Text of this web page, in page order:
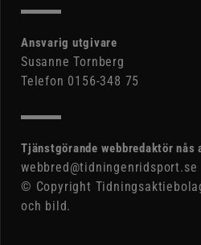
Ansvarig utgivare
Susanne Tornberg
Telefon 0156-348 75
Tjänstgörande webbredaktör
webbred@tidningenridsport.se
© Copyright
och bild.